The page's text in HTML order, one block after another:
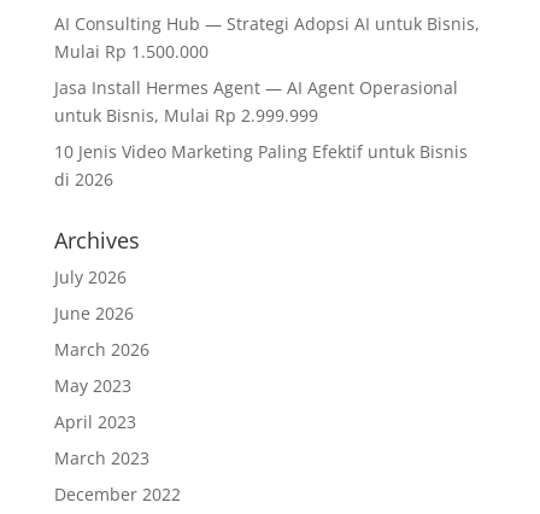
AI Consulting Hub — Strategi Adopsi AI untuk Bisnis,
Mulai Rp 1.500.000
Jasa Install Hermes Agent — AI Agent Operasional
untuk Bisnis, Mulai Rp 2.999.999
10 Jenis Video Marketing Paling Efektif untuk Bisnis
di 2026
Archives
July 2026
June 2026
March 2026
May 2023
April 2023
March 2023
December 2022